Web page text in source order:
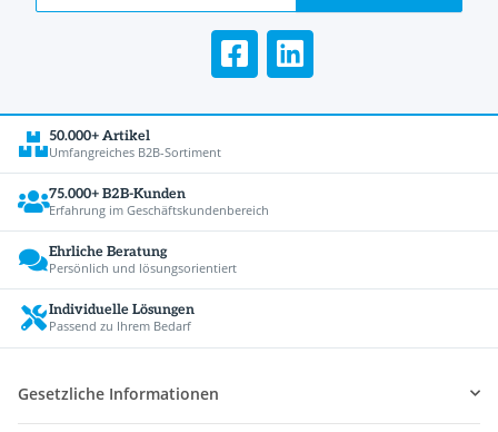
50.000+ Artikel
Umfangreiches B2B-Sortiment
75.000+ B2B-Kunden
Erfahrung im Geschäftskundenbereich
Ehrliche Beratung
Persönlich und lösungsorientiert
Individuelle Lösungen
Passend zu Ihrem Bedarf
Gesetzliche Informationen